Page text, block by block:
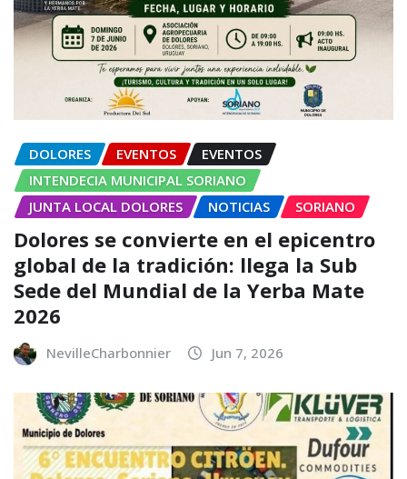
DOLORES EVENTOS
EVENTOS
INTENDECIA MUNICIPAL SORIANO
JUNTA LOCAL DOLORES
NOTICIAS SORIANO
Dolores se convierte en el epicentro
global de la tradición: llega la Sub
Sede del Mundial de la Yerba Mate
2026
NevilleCharbonnier Jun 7, 2026